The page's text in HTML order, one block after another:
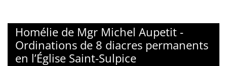
Homélie de Mgr Michel Aupetit -
Ordinations de 8 diacres permanents
en l’Église Saint-Sulpice